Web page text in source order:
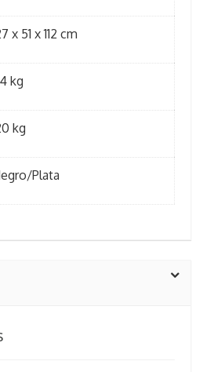
x 51 x 112 cm
kg
kg
Plata